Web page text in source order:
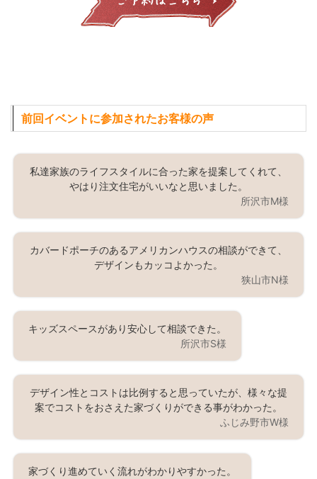
前回イベントに参加されたお客様の声
私達家族のライフスタイルに合った家を提案してくれて、
やはり注文住宅がいいなと思いました。
所沢市M様
カバードポーチのあるアメリカンハウスの相談ができて、
デザインもカッコよかった。
狭山市N様
キッズスペースがあり安心して相談できた。
所沢市S様
デザイン性とコストは比例すると思っていたが、様々な提
案でコストをおさえた家づくりができる事がわかった。
ふじみ野市W様
家づくり進めていく流れがわかりやすかった。